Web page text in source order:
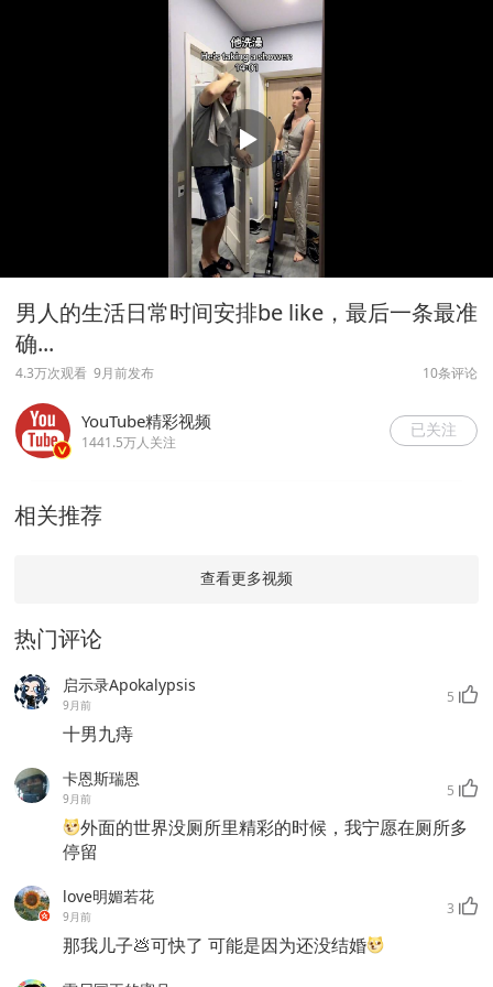
男人的生活日常时间安排be like，最后一条最准
确...
4.3万次观看 9月前发布 10条评论
YouTube精彩视频
1441.5万人关注
已关注
相关推荐
查看更多视频
热门评论
启示录Apokalypsis
9月前 5
十男九痔
卡恩斯瑞恩
9月前 5
外面的世界没厕所里精彩的时候，我宁愿在厕所多
停留
love明媚若花
9月前 3
那我儿子💩可快了 可能是因为还没结婚